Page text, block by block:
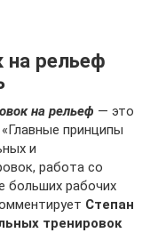
на рельеф
на рельеф — это
принципы
и
работа со
больших рабочих
Степан
тренировок